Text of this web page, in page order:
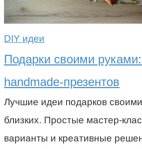
DIY идеи
Подарки своими
handmade-презентов
Лучшие идеи подарков
близких. Простые мастер-
варианты и креативные